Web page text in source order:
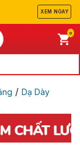
XEM NGAY
0
/ Dạ Dày